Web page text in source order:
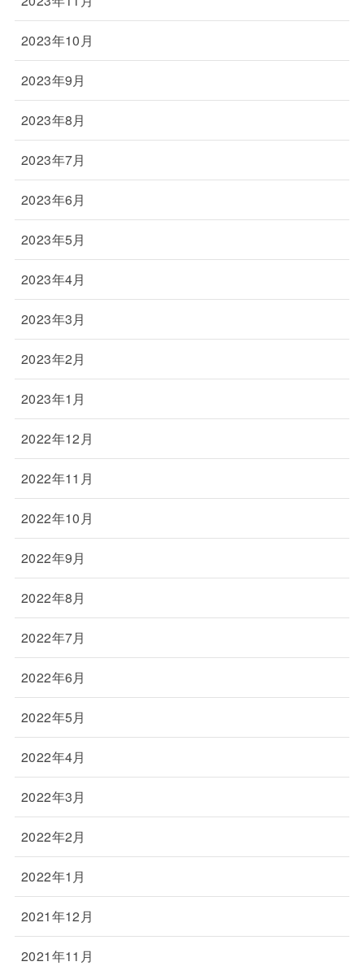
2023年10月
2023年9月
2023年8月
2023年7月
2023年6月
2023年5月
2023年4月
2023年3月
2023年2月
2023年1月
2022年12月
2022年11月
2022年10月
2022年9月
2022年8月
2022年7月
2022年6月
2022年5月
2022年4月
2022年3月
2022年2月
2022年1月
2021年12月
2021年11月